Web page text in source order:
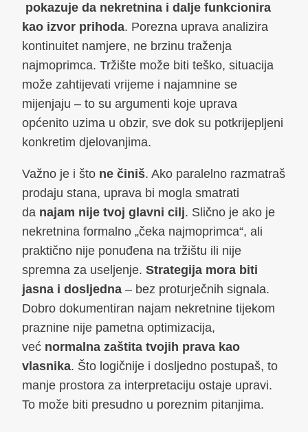
pokazuje da nekretnina i dalje funkcionira
kao izvor prihoda. Porezna uprava analizira
kontinuitet namjere, ne brzinu traženja
najmoprimca. Tržište može biti teško, situacija
može zahtijevati vrijeme i najamnine se
mijenjaju – to su argumenti koje uprava
općenito uzima u obzir, sve dok su potkrijepljeni
konkretim djelovanjima.
Važno je i što ne činiš. Ako paralelno razmatraš
prodaju stana, uprava bi mogla smatrati
da najam nije tvoj glavni cilj. Slično je ako je
nekretnina formalno „čeka najmoprimca“, ali
praktično nije ponuđena na tržištu ili nije
spremna za useljenje. Strategija mora biti
jasna i dosljedna – bez proturječnih signala.
Dobro dokumentiran najam nekretnine tijekom
praznine nije pametna optimizacija,
već normalna zaštita tvojih prava kao
vlasnika. Što logičnije i dosljedno postupaš, to
manje prostora za interpretaciju ostaje upravi.
To može biti presudno u poreznim pitanjima.